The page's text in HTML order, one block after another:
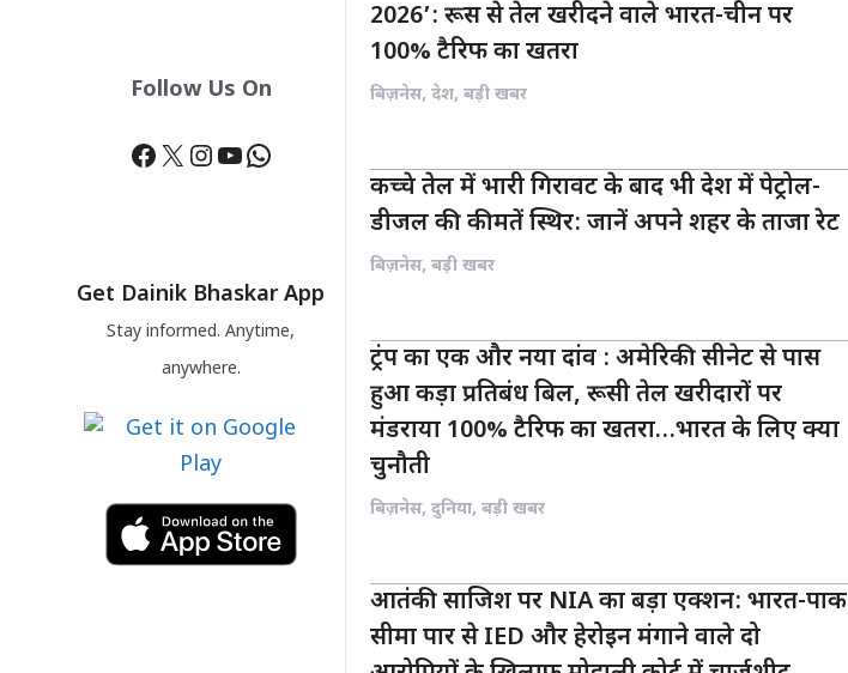
2026’: रूस से तेल खरीदने वाले भारत-चीन पर
100% टैरिफ का खतरा
बिज़नेस, देश, बड़ी खबर
कच्चे तेल में भारी गिरावट के बाद भी देश में पेट्रोल-
डीजल की कीमतें स्थिर: जानें अपने शहर के ताजा रेट
बिज़नेस, बड़ी खबर
ट्रंप का एक और नया दांव : अमेरिकी सीनेट से पास
हुआ कड़ा प्रतिबंध बिल, रूसी तेल खरीदारों पर
मंडराया 100% टैरिफ का खतरा…भारत के लिए क्या
चुनौती
बिज़नेस, दुनिया, बड़ी खबर
आतंकी साजिश पर NIA का बड़ा एक्शन: भारत-पाक
सीमा पार से IED और हेरोइन मंगाने वाले दो
Follow Us On
Facebook
X Instagram
YouTube
WhatsApp
Get Dainik Bhaskar App
Stay informed. Anytime,
anywhere.